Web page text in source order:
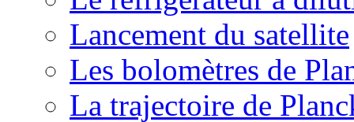
Lancement du satellite
Les bolomètres de
La trajectoire de